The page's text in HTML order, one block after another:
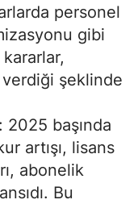
personel
gibi
şeklinde
başında
artışı, lisans
abonelik
Bu